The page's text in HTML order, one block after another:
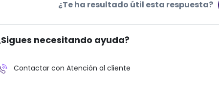
¿Te ha resultado útil esta respuesta?
necesitando ayuda?
Contactar con Atención al cliente